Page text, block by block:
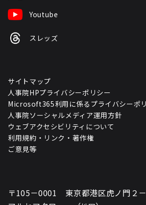
Youtube
スレッズ
サイトマップ
人事院HPプライバシーポリシー
Microsoft365利用に係るプライバシーポ
人事院ソーシャルメディア運用方針
ウェブアクセシビリティについて
利用規約・リンク・著作権
ご意見等
〒105－0001 東京都港区虎ノ門２